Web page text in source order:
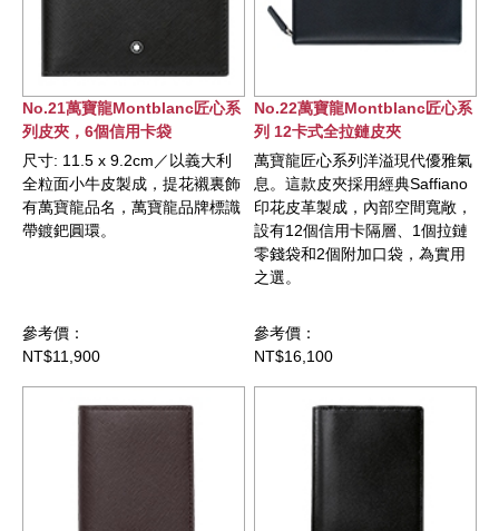
No.21萬寶龍Montblanc匠心系
列皮夾，6個信用卡袋
尺寸: 11.5 x 9.2cm／以義大利
全粒面小牛皮製成，提花襯裏飾
有萬寶龍品名，萬寶龍品牌標識
帶鍍鈀圓環。
參考價：
NT$11,900
No.22萬寶龍Montblanc匠心系
列 12卡式全拉鏈皮夾
萬寶龍匠心系列洋溢現代優雅氣
息。這款皮夾採用經典Saffiano
印花皮革製成，內部空間寬敞，
設有12個信用卡隔層、1個拉鏈
零錢袋和2個附加口袋，為實用
之選。
參考價：
NT$16,100